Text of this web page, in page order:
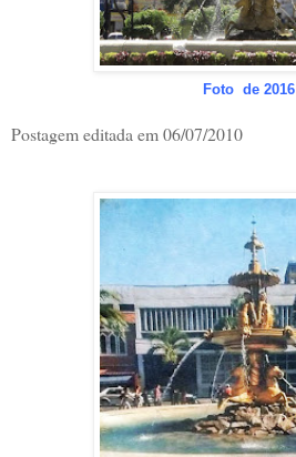
Foto de 2016
Postagem editada em 06/07/2010